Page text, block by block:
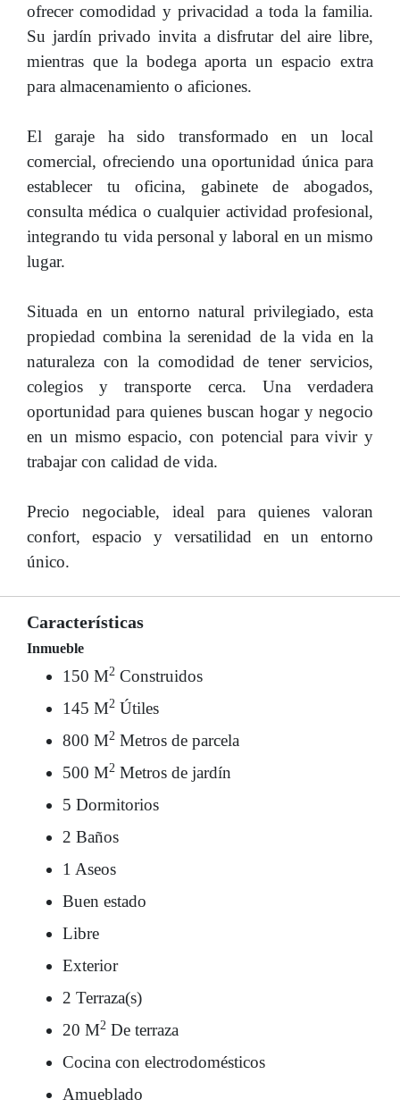
ofrecer comodidad y privacidad a toda la familia.
Su jardín privado invita a disfrutar del aire libre,
mientras que la bodega aporta un espacio extra
para almacenamiento o aficiones.
El garaje ha sido transformado en un local
comercial, ofreciendo una oportunidad única para
establecer tu oficina, gabinete de abogados,
consulta médica o cualquier actividad profesional,
integrando tu vida personal y laboral en un mismo
lugar.
Situada en un entorno natural privilegiado, esta
propiedad combina la serenidad de la vida en la
naturaleza con la comodidad de tener servicios,
colegios y transporte cerca. Una verdadera
oportunidad para quienes buscan hogar y negocio
en un mismo espacio, con potencial para vivir y
trabajar con calidad de vida.
Precio negociable, ideal para quienes valoran
confort, espacio y versatilidad en un entorno
único.
Características
Inmueble
150 M2 Construidos
145 M2 Útiles
800 M2 Metros de parcela
500 M2 Metros de jardín
5 Dormitorios
2 Baños
1 Aseos
Buen estado
Libre
Exterior
2 Terraza(s)
20 M2 De terraza
Cocina con electrodomésticos
Amueblado